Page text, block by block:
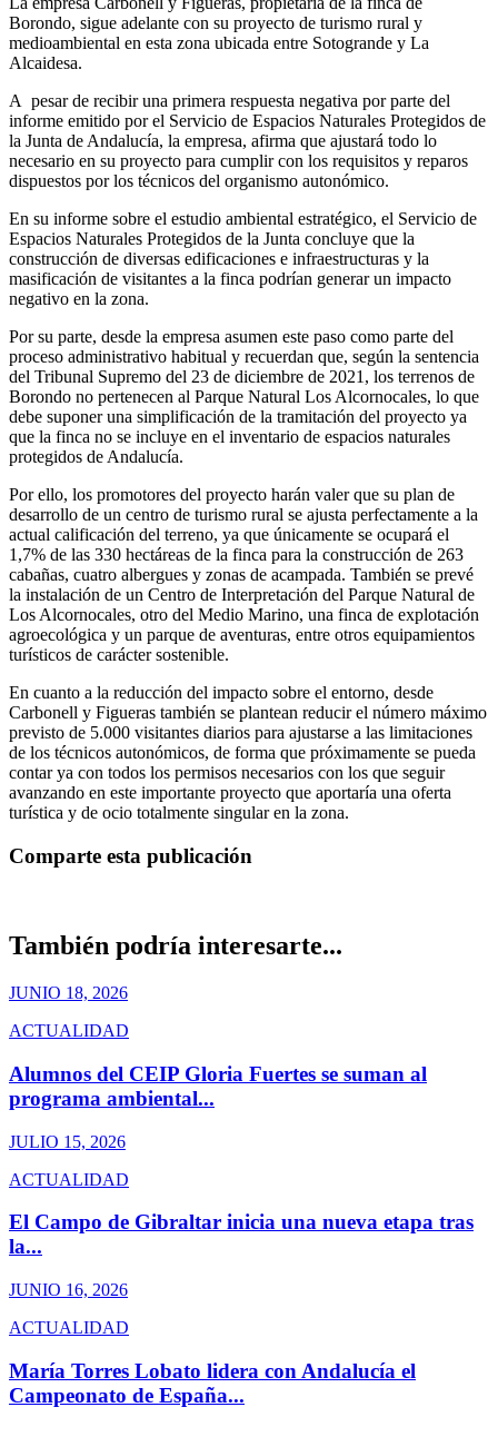
Borondo, sigue adelante con su proyecto de turismo rural y
medioambiental en esta zona ubicada entre Sotogrande y La
Alcaidesa.
A pesar de recibir una primera respuesta negativa por parte del
informe emitido por el Servicio de Espacios Naturales Protegidos de
la Junta de Andalucía, la empresa, afirma que ajustará todo lo
necesario en su proyecto para cumplir con los requisitos y reparos
dispuestos por los técnicos del organismo autonómico.
En su informe sobre el estudio ambiental estratégico, el Servicio de
Espacios Naturales Protegidos de la Junta concluye que la
construcción de diversas edificaciones e infraestructuras y la
masificación de visitantes a la finca podrían generar un impacto
negativo en la zona.
Por su parte, desde la empresa asumen este paso como parte del
proceso administrativo habitual y recuerdan que, según la sentencia
del Tribunal Supremo del 23 de diciembre de 2021, los terrenos de
Borondo no pertenecen al Parque Natural Los Alcornocales, lo que
debe suponer una simplificación de la tramitación del proyecto ya
que la finca no se incluye en el inventario de espacios naturales
protegidos de Andalucía.
Por ello, los promotores del proyecto harán valer que su plan de
desarrollo de un centro de turismo rural se ajusta perfectamente a la
actual calificación del terreno, ya que únicamente se ocupará el
1,7% de las 330 hectáreas de la finca para la construcción de 263
cabañas, cuatro albergues y zonas de acampada. También se prevé
la instalación de un Centro de Interpretación del Parque Natural de
Los Alcornocales, otro del Medio Marino, una finca de explotación
agroecológica y un parque de aventuras, entre otros equipamientos
turísticos de carácter sostenible.
En cuanto a la reducción del impacto sobre el entorno, desde
Carbonell y Figueras también se plantean reducir el número máximo
previsto de 5.000 visitantes diarios para ajustarse a las limitaciones
de los técnicos autonómicos, de forma que próximamente se pueda
contar ya con todos los permisos necesarios con los que seguir
avanzando en este importante proyecto que aportaría una oferta
turística y de ocio totalmente singular en la zona.
Comparte esta publicación
También podría interesarte...
JUNIO 18, 2026
ACTUALIDAD
Alumnos del CEIP Gloria Fuertes se suman al
programa ambiental...
JULIO 15, 2026
ACTUALIDAD
El Campo de Gibraltar inicia una nueva etapa tras
la...
JUNIO 16, 2026
ACTUALIDAD
María Torres Lobato lidera con Andalucía el
Campeonato de España...